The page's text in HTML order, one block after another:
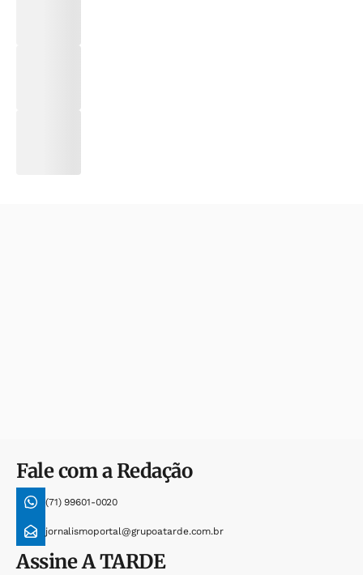
Fale com a Redação
(71) 99601-0020
jornalismoportal@grupoatarde.com.br
AssineA TARDE